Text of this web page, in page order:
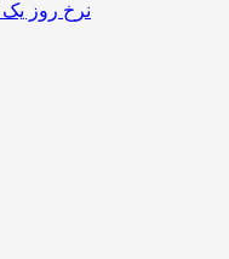
نرخ روز یک